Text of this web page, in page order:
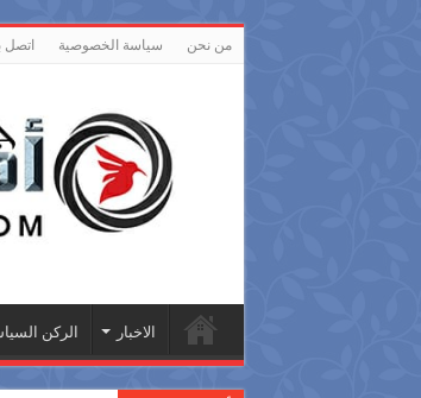
من نحن سياسة الخصوصية اتصل
الاخبار الركن